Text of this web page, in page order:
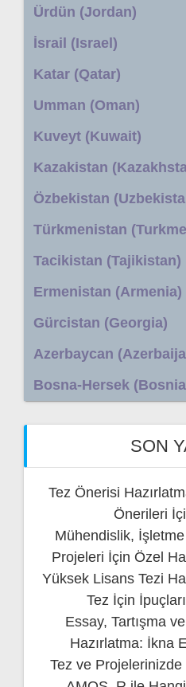
Ürdün (Jordan)
İsrail (Israel)
Katar (Qatar)
Umman (Oman)
Kuveyt (Kuwait)
Kazakistan
Özbekistan
Türkmenistan
Tacikistan (Tajikistan)
Ermenistan (Armenia)
Gürcistan (Georgia)
Azerbaycan
Bosna-Hersek
SON
Tez Önerisi
Önerileri
Mühendislik,
Projeleri İçin Özel
Yüksek Lisans Tezi
Tez İçin
Essay, Tartışma
Hazırlatma: İkna
Tez ve